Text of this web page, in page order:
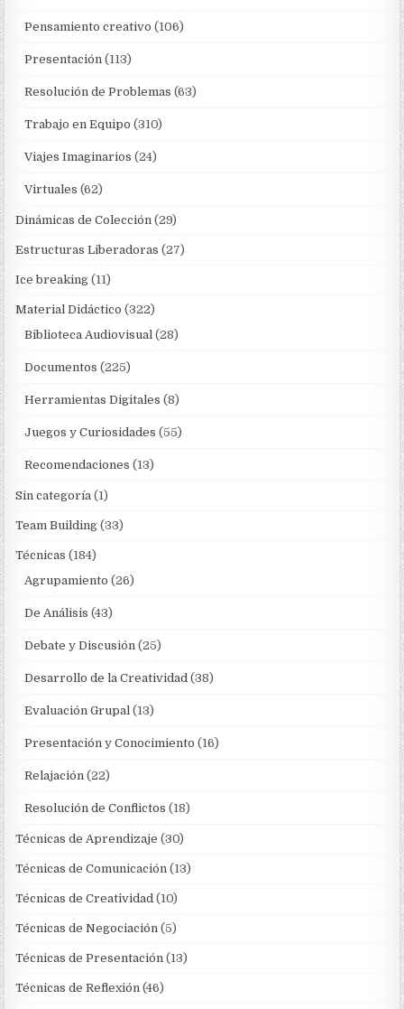
Pensamiento creativo (106)
Presentación (113)
Resolución de Problemas (63)
Trabajo en Equipo (310)
Viajes Imaginarios (24)
Virtuales (62)
Dinámicas de Colección (29)
Estructuras Liberadoras (27)
Ice breaking (11)
Material Didáctico (322)
Biblioteca Audiovisual (28)
Documentos (225)
Herramientas Digitales (8)
Juegos y Curiosidades (55)
Recomendaciones (13)
Sin categoría (1)
Team Building (33)
Técnicas (184)
Agrupamiento (26)
De Análisis (43)
Debate y Discusión (25)
Desarrollo de la Creatividad (38)
Evaluación Grupal (13)
Presentación y Conocimiento (16)
Relajación (22)
Resolución de Conflictos (18)
Técnicas de Aprendizaje (30)
Técnicas de Comunicación (13)
Técnicas de Creatividad (10)
Técnicas de Negociación (5)
Técnicas de Presentación (13)
Técnicas de Reflexión (46)